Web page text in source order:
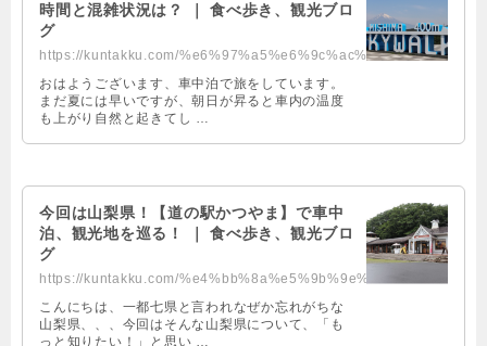
時間と混雑状況は？ ｜ 食べ歩き、観光ブロ
グ
https://kuntakku.com/%e6%97%a5%e6%9c%ac%e4%b8%80%e9%95%b7%e3%81%84%e6%a9%8b%e...
おはようございます、車中泊で旅をしています。
まだ夏には早いですが、朝日が昇ると車内の温度
も上がり自然と起きてし …
今回は山梨県！【道の駅かつやま】で車中
泊、観光地を巡る！ ｜ 食べ歩き、観光ブロ
グ
こんにちは、一都七県と言われなぜか忘れがちな
山梨県、、、今回はそんな山梨県について、「も
っと知りたい！」と思い …